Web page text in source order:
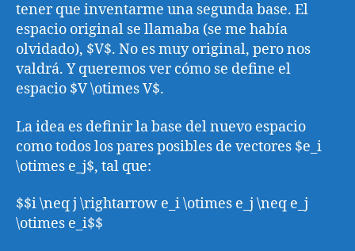
tener que inventarme una segunda base. El
espacio original se llamaba (se me había
olvidado), $V$. No es muy original, pero nos
valdrá. Y queremos ver cómo se define el
espacio $V \otimes V$.
La idea es definir la base del nuevo espacio
como todos los pares posibles de vectores $e_i
\otimes e_j$, tal que:
$$i \neq j \rightarrow e_i \otimes e_j \neq e_j
\otimes e_i$$